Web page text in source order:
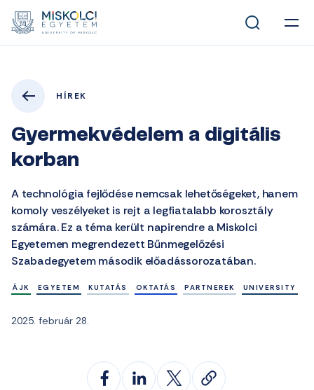
HÍREK
Gyermekvédelem a digitális
korban
A technológia fejlődése nemcsak lehetőségeket, hanem
komoly veszélyeket is rejt a legfiatalabb korosztály
számára. Ez a téma került napirendre a Miskolci
Egyetemen megrendezett Bűnmegelőzési
Szabadegyetem második előadássorozatában.
ÁJK EGYETEM KUTATÁS OKTATÁS PARTNEREK UNIVERSITY
2025. február 28.